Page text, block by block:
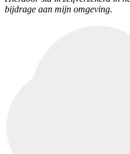
bijdrage aan mijn omgeving.